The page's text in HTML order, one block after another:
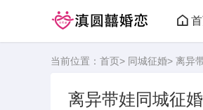
当前位置： 首页> 同城征婚> 离异
离异带娃同城征